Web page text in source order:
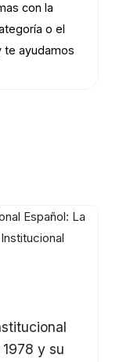
con la
o el
te ayudamos
y su